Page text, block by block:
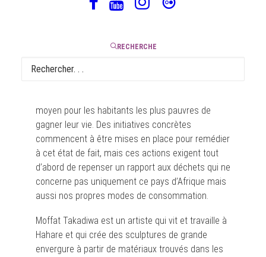
RECHERCHE
À Harare, capitale du Zimbabwe, des décharges à
moyen pour les habitants les plus pauvres de
gagner leur vie. Des initiatives concrètes
commencent à être mises en place pour remédier
à cet état de fait, mais ces actions exigent tout
d’abord de repenser un rapport aux déchets qui ne
concerne pas uniquement ce pays d’Afrique mais
aussi nos propres modes de consommation.
Moffat Takadiwa est un artiste qui vit et travaille à
Hahare et qui crée des sculptures de grande
envergure à partir de matériaux trouvés dans les